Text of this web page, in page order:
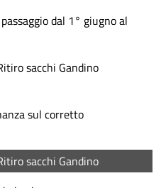
dal 1° giugno al
sacchi Gandino
sul corretto
sacchi Gandino